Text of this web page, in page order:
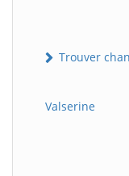
Trouver
Valserine